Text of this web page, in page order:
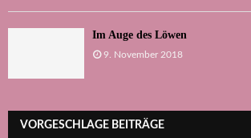
Im Auge des Löwen
9. November 2018
VORGESCHLAGE BEITRÄGE